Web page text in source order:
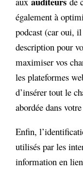
également à
podcast (car oui,
description pour
maximiser vos
les plateformes
d’insérer tout le
abordée dans
Enfin,
utilisés par les
information en